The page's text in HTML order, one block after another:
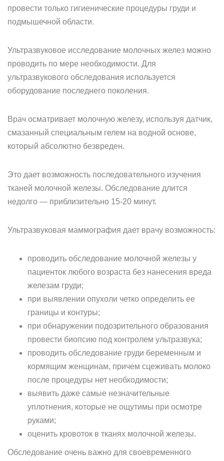
провести только гигиенические процедуры груди и
подмышечной области.
Ультразвуковое исследование молочных желез можно
проводить по мере необходимости. Для
ультразвукового обследования используется
оборудование последнего поколения.
Врач осматривает молочную железу, используя датчик,
смазанный специальным гелем на водной основе,
который абсолютно безвреден.
Это дает возможность последовательного изучения
тканей молочной железы. Обследование длится
недолго — приблизительно 15-20 минут.
Ультразвуковая маммография дает врачу возможность:
проводить обследование молочной железы у
пациенток любого возраста без нанесения вреда
железам груди;
при выявлении опухоли четко определить ее
границы и контуры;
при обнаружении подозрительного образования
провести биопсию под контролем ультразвука;
проводить обследование груди беременным и
кормящим женщинам, причем сцеживать молоко
после процедуры нет необходимости;
выявить даже самые незначительные
уплотнения, которые не ощутимы при осмотре
руками;
оценить кровоток в тканях молочной железы.
Обследование очень важно для своевременного